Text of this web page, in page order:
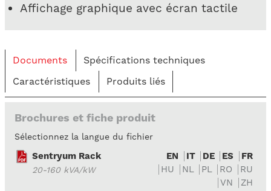
Affichage graphique avec écran tactile
Documents
Spécifications techniques
Caractéristiques
Produits liés
Brochures et fiche produit
Sélectionnez la langue du fichier
Sentryum Rack
20-160 kVA/kW
EN IT DE ES
FR
HU
NL PL RO
RU
VN
ZH